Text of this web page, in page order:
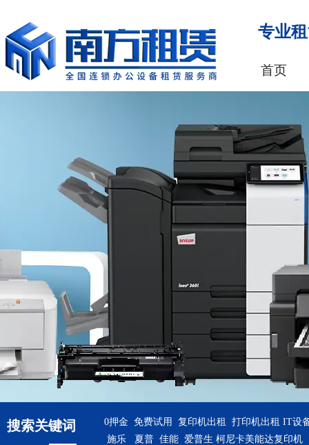
专业
首页
搜索关键词 0押金 免费试用 复印机出租 打印机出租 IT设
施乐 夏普 佳能 爱普生 柯尼卡美能达复印机